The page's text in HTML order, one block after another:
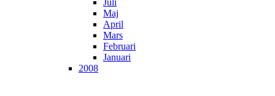
Juli
Maj
April
Mars
Februari
Januari
2008